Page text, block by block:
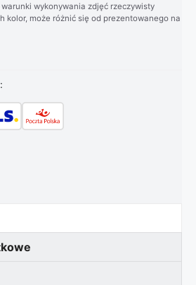
wykonywania zdjęć rzeczywisty
kolor, może różnić się od prezentowanego na